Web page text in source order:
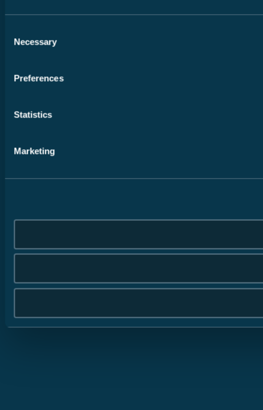
Selection
Necessary
Preferences
Statistics
Marketing